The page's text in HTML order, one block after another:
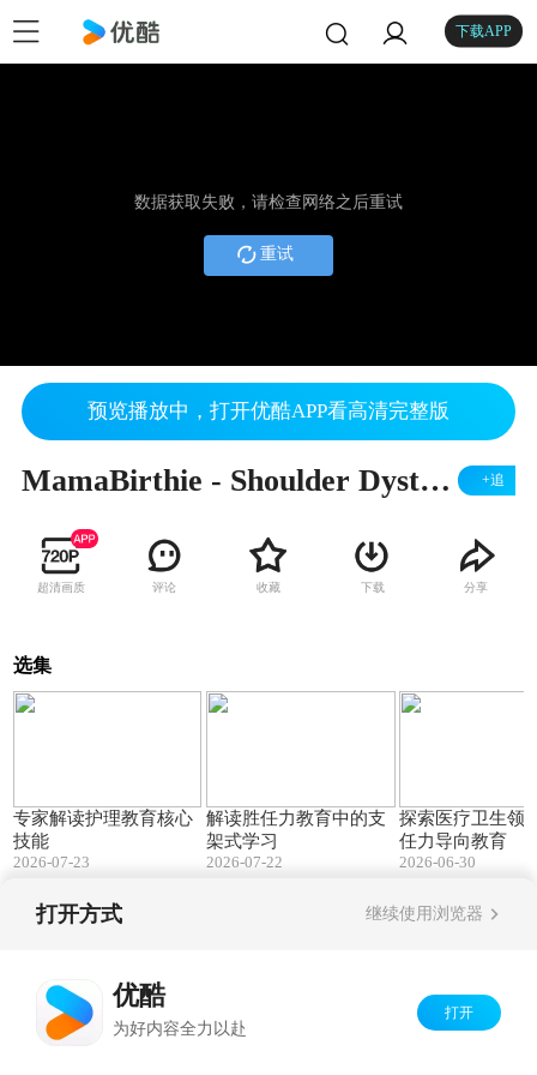
下载APP
数据获取失败，请检查网络之后重试
重试
预览播放中，打开优酷APP看高清完整版
MamaBirthie - Shoulder Dystocia +追
超清画质 评论 收藏 下载 分享
选集
专家解读护理教育核心
技能
2026-07-23
解读胜任力教育中的支
架式学习
2026-07-22
探索医疗卫生领
任力导向教育
2026-06-30
打开方式 继续使用浏览器
优酷
为好内容全力以赴
打开